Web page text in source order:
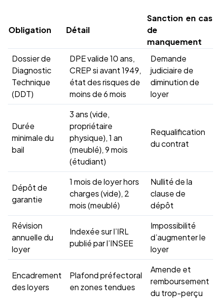
Obligation Détail
Sanction en cas
de
manquement
Dossier de
Diagnostic
Technique
(DDT)
DPE valide 10 ans,
CREP si avant 1949,
état des risques de
moins de 6 mois
Demande
judiciaire de
diminution de
loyer
Durée
minimale du
bail
3 ans (vide,
propriétaire
physique), 1 an
(meublé), 9 mois
(étudiant)
Requalification
du contrat
Dépôt de
garantie
1 mois de loyer hors
charges (vide), 2
mois (meublé)
Nullité de la
clause de
dépôt
Révision
annuelle du
loyer
Indexée sur l’IRL
publié par l’INSEE
Impossibilité
d’augmenter le
loyer
Encadrement
des loyers
Plafond préfectoral
en zones tendues
Amende et
remboursement
du trop-perçu